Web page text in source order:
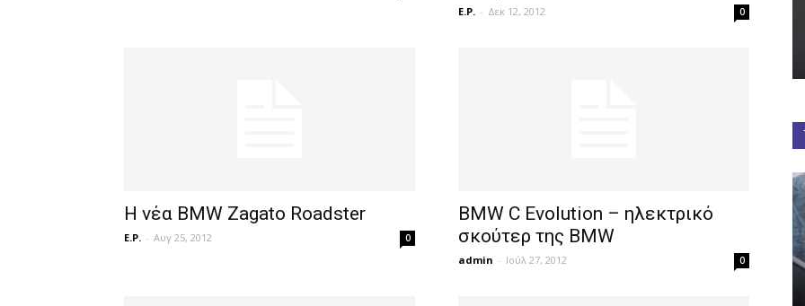
E.P. - Δεκ 12, 2012 0
Η νέα BMW Zagato Roadster
E.P. - Αυγ 25, 2012 0
BMW C Evolution – ηλεκτρικό
σκούτερ της BMW
admin - Ιούλ 27, 2012 0